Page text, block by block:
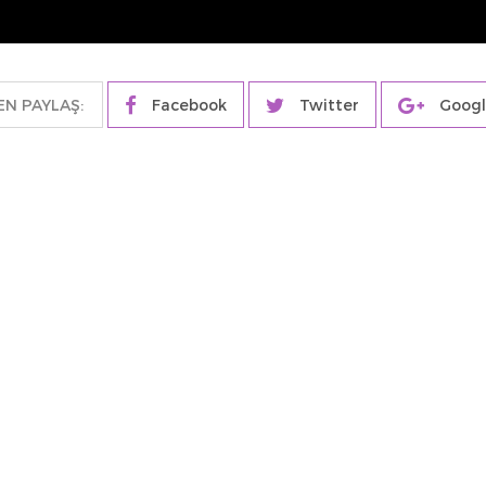
PAYLAŞ: Facebook Twitter